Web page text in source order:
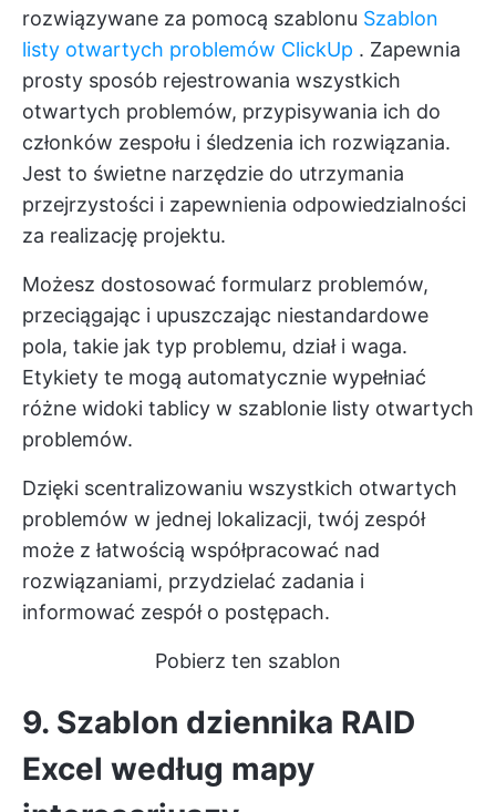
rozwiązywane za pomocą szablonu Szablon
listy otwartych problemów ClickUp . Zapewnia
prosty sposób rejestrowania wszystkich
otwartych problemów, przypisywania ich do
członków zespołu i śledzenia ich rozwiązania.
Jest to świetne narzędzie do utrzymania
przejrzystości i zapewnienia odpowiedzialności
za realizację projektu.
Możesz dostosować formularz problemów,
przeciągając i upuszczając niestandardowe
pola, takie jak typ problemu, dział i waga.
Etykiety te mogą automatycznie wypełniać
różne widoki tablicy w szablonie listy otwartych
problemów.
Dzięki scentralizowaniu wszystkich otwartych
problemów w jednej lokalizacji, twój zespół
może z łatwością współpracować nad
rozwiązaniami, przydzielać zadania i
informować zespół o postępach.
Pobierz ten szablon
9. Szablon dziennika RAID
Excel według mapy